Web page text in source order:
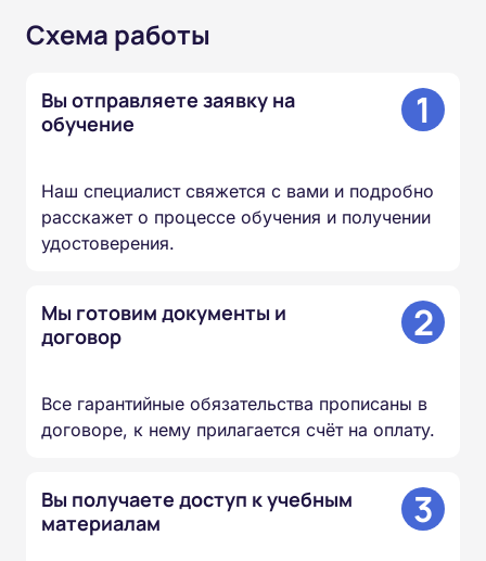
Схема работы
Вы отправляете заявку на
обучение
1
Наш специалист свяжется с вами и подробно
расскажет о процессе обучения и получении
удостоверения.
Мы готовим документы и
договор
2
Все гарантийные обязательства прописаны в
договоре, к нему прилагается счёт на оплату.
Вы получаете доступ к учебным
материалам
3